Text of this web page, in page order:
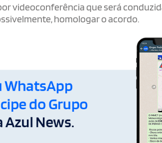
videoconferência que será
homologar o acordo.